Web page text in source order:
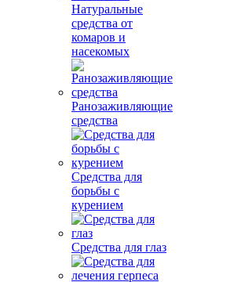
Натуральные
средства от
комаров и
насекомых
Ранозаживляющие
средства
Средства для
борьбы с
курением
Средства для глаз